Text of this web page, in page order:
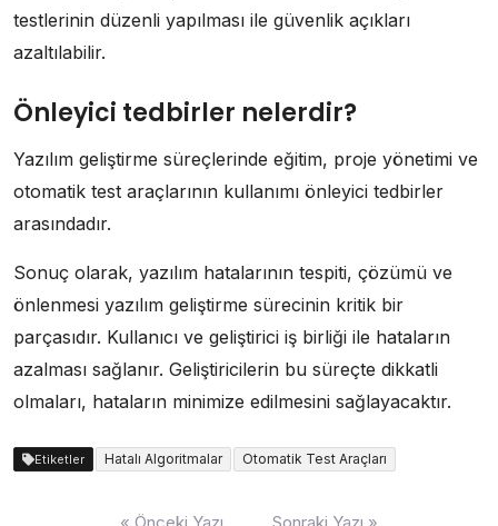
testlerinin düzenli yapılması ile güvenlik açıkları
azaltılabilir.
Önleyici tedbirler nelerdir?
Yazılım geliştirme süreçlerinde eğitim, proje yönetimi ve
otomatik test araçlarının kullanımı önleyici tedbirler
arasındadır.
Sonuç olarak, yazılım hatalarının tespiti, çözümü ve
önlenmesi yazılım geliştirme sürecinin kritik bir
parçasıdır. Kullanıcı ve geliştirici iş birliği ile hataların
azalması sağlanır. Geliştiricilerin bu süreçte dikkatli
olmaları, hataların minimize edilmesini sağlayacaktır.
Etiketler Hatalı Algoritmalar Otomatik Test Araçları